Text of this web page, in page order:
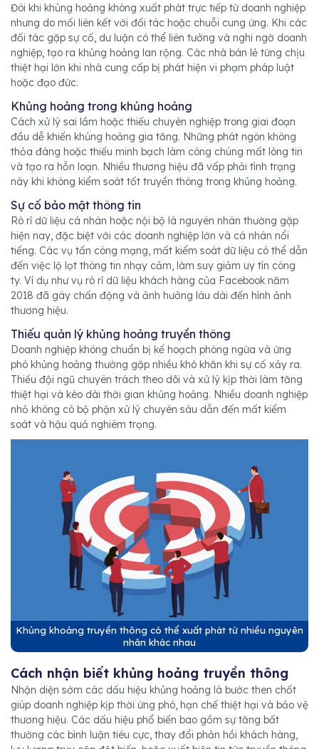
Đôi khi khủng hoảng không xuất phát trực tiếp từ doanh nghiệp
nhưng do mối liên kết với đối tác hoặc chuỗi cung ứng. Khi các
đối tác gặp sự cố, dư luận có thể liên tưởng và nghi ngờ doanh
nghiệp, tạo ra khủng hoảng lan rộng. Các nhà bán lẻ từng chịu
thiệt hại lớn khi nhà cung cấp bị phát hiện vi phạm pháp luật
hoặc đạo đức.
Khủng hoảng trong khủng hoảng
Cách xử lý sai lầm hoặc thiếu chuyên nghiệp trong giai đoạn
đầu dễ khiến khủng hoảng gia tăng. Những phát ngôn không
thỏa đáng hoặc thiếu minh bạch làm công chúng mất lòng tin
và tạo ra hỗn loạn. Nhiều thương hiệu đã vấp phải tình trạng
này khi không kiểm soát tốt truyền thông trong khủng hoảng.
Sự cố bảo mật thông tin
Rò rỉ dữ liệu cá nhân hoặc nội bộ là nguyên nhân thường gặp
hiện nay, đặc biệt với các doanh nghiệp lớn và cá nhân nổi
tiếng. Các vụ tấn công mạng, mất kiểm soát dữ liệu có thể dẫn
đến việc lộ lọt thông tin nhạy cảm, làm suy giảm uy tín công
ty. Ví dụ như vụ rò rỉ dữ liệu khách hàng của Facebook năm
2018 đã gây chấn động và ảnh hưởng lâu dài đến hình ảnh
thương hiệu.
Thiếu quản lý khủng hoảng truyền thông
Doanh nghiệp không chuẩn bị kế hoạch phòng ngừa và ứng
phó khủng hoảng thường gặp nhiều khó khăn khi sự cố xảy ra.
Thiếu đội ngũ chuyên trách theo dõi và xử lý kịp thời làm tăng
thiệt hại và kéo dài thời gian khủng hoảng. Nhiều doanh nghiệp
nhỏ không có bộ phận xử lý chuyên sâu dẫn đến mất kiểm
soát và hậu quả nghiêm trọng.
Khủng khoảng truyền thông có thể xuất phát từ nhiều nguyên
nhân khác nhau
Cách nhận biết khủng hoảng truyền thông
Nhận diện sớm các dấu hiệu khủng hoảng là bước then chốt
giúp doanh nghiệp kịp thời ứng phó, hạn chế thiệt hại và bảo vệ
thương hiệu. Các dấu hiệu phổ biến bao gồm sự tăng bất
thường các bình luận tiêu cực, thay đổi phản hồi khách hàng,